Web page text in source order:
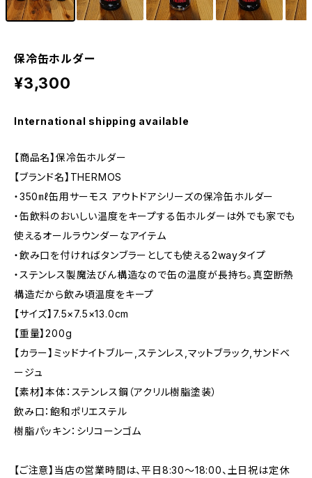
保冷缶ホルダー
¥3,300
International shipping available
【商品名】保冷缶ホルダー
【ブランド名】THERMOS
・350㎖缶用サーモス アウトドアシリーズの保冷缶ホルダー
・缶飲料のおいしい温度をキープする缶ホルダーは外でも家でも
使えるオールラウンダーなアイテム
・飲み口を付ければタンブラーとしても使える2wayタイプ
・ステンレス製魔法びん構造なので缶の温度が長持ち。真空断熱
構造だから飲み頃温度をキープ
【サイズ】7.5×7.5×13.0cm
【重量】200g
【カラー】ミッドナイトブルー,ステンレス,マットブラック,サンドベ
ージュ
【素材】本体：ステンレス鋼（アクリル樹脂塗装）
飲み口：飽和ポリエステル
樹脂パッキン：シリコーンゴム
【ご注意】当店の営業時間は、平日8:30～18:00、土日祝は定休